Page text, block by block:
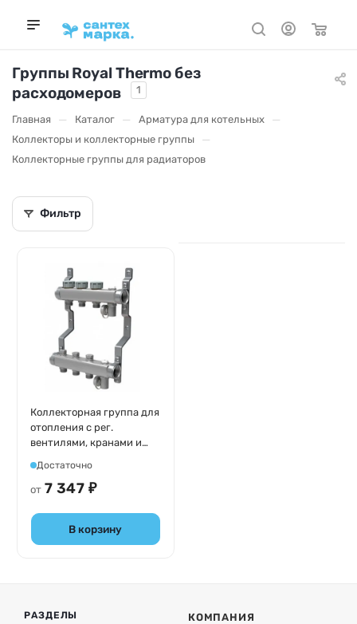
Группы Royal Thermo без
расходомеров
1
Главная — Каталог — Арматура для котельных —
Коллекторы и коллекторные группы —
Коллекторные группы для радиаторов
Фильтр
Коллекторная группа для
отопления с рег.
вентилями, кранами и
сталь нержавеющая,
Royal Thermo RTE 51
Достаточно
от 7 347 ₽
В корзину
РАЗДЕЛЫ КОМПАНИЯ